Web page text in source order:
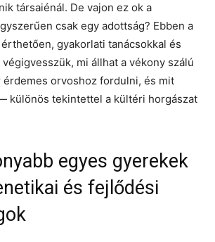
társaiénál. De vajon ez ok a
csak egy adottság? Ebben a
gyakorlati tanácsokkal és
mi állhat a vékony szálú
érdemes orvoshoz fordulni, és mit
különös tekintettel a kültéri horgászat
egyes gyerekek
és fejlődési